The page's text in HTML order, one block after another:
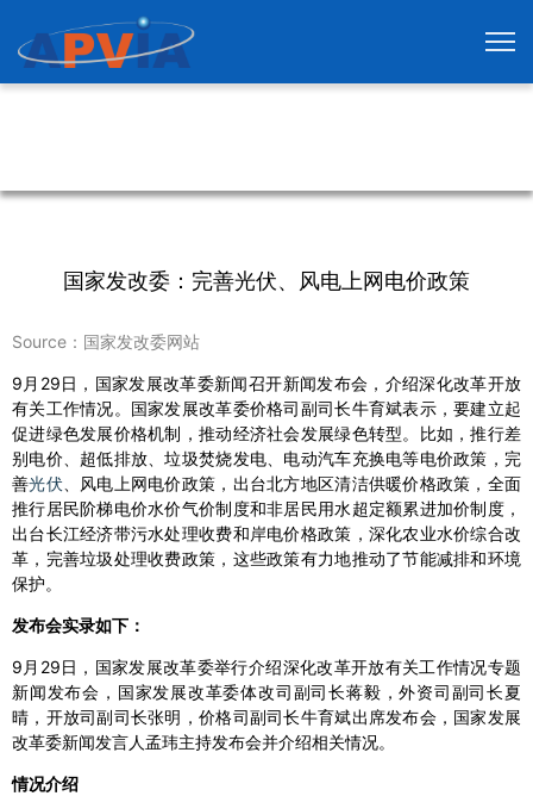
国家发改委：完善光伏、风电上网电价政策
Source：国家发改委网站
9月29日，国家发展改革委新闻召开新闻发布会，介绍深化改革开放
有关工作情况。国家发展改革委价格司副司长牛育斌表示，要建立起
促进绿色发展价格机制，推动经济社会发展绿色转型。比如，推行差
别电价、超低排放、垃圾焚烧发电、电动汽车充换电等电价政策，完
善光伏、风电上网电价政策，出台北方地区清洁供暖价格政策，全面
推行居民阶梯电价水价气价制度和非居民用水超定额累进加价制度，
出台长江经济带污水处理收费和岸电价格政策，深化农业水价综合改
革，完善垃圾处理收费政策，这些政策有力地推动了节能减排和环境
保护。
发布会实录如下：
9月29日，国家发展改革委举行介绍深化改革开放有关工作情况专题
新闻发布会，国家发展改革委体改司副司长蒋毅，外资司副司长夏
晴，开放司副司长张明，价格司副司长牛育斌出席发布会，国家发展
改革委新闻发言人孟玮主持发布会并介绍相关情况。
情况介绍